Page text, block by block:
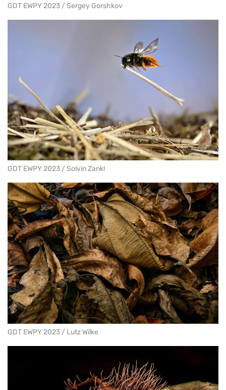
GDT EWPY 2023 / Sergey Gorshkov
GDT EWPY 2023 / Solvin Zankl
GDT EWPY 2023 / Lutz Wilke